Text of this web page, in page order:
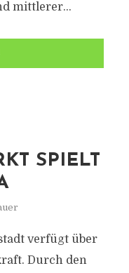
mittlerer...
SPIELT
verfügt über
Durch den